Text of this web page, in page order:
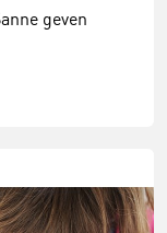
geven